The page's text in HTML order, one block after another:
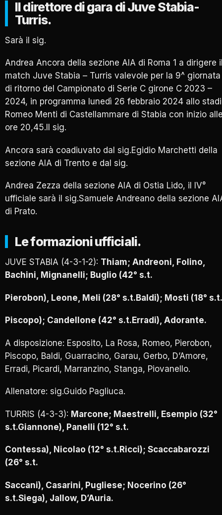
Il direttore di gara di Juve Stabia-
Turris.
Sarà il sig.
Andrea Ancora della sezione AIA di Roma 1 a dirigere
match Juve Stabia – Turris valevole per la 9^ giornata
di ritorno del Campionato di Serie C girone C 2023 –
2024, in programma lunedì 26 febbraio 2024 allo
Romeo Menti di Castellammare di Stabia con inizio
ore 20,45.Il sig.
Ancora sarà coadiuvato dal sig.Egidio Marchetti della
sezione AIA di Trento e dal sig.
Andrea Zezza della sezione AIA di Ostia Lido, il IV°
ufficiale sarà il sig.Samuele Andreano della sezione
di Prato.
Le formazioni ufficiali.
JUVE STABIA (4-3-1-2): Thiam; Andreoni, Folino,
Bachini, Mignanelli; Buglio (42° s.t.
Pierobon), Leone, Meli (28° s.t.Baldi); Mosti (18° s.t.
Piscopo); Candellone (42° s.t.Erradi), Adorante.
A disposizione: Esposito, La Rosa, Romeo, Pierobon,
Piscopo, Baldi, Guarracino, Garau, Gerbo, D’Amore,
Erradi, Picardi, Marranzino, Stanga, Piovanello.
Allenatore: sig.Guido Pagliuca.
TURRIS (4-3-3): Marcone; Maestrelli, Esempio (32°
s.t.Giannone), Panelli (12° s.t.
Contessa), Nicolao (12° s.t.Ricci); Scaccabarozzi
(26° s.t.
Saccani), Casarini, Pugliese; Nocerino (26°
s.t.Siega), Jallow, D’Auria.